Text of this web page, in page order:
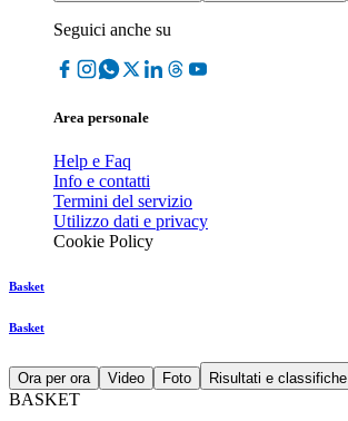
Seguici anche su
Area personale
Help e Faq
Info e contatti
Termini del servizio
Utilizzo dati e privacy
Cookie Policy
Basket
Basket
Ora per ora Video Foto Risultati e classifiche
BASKET